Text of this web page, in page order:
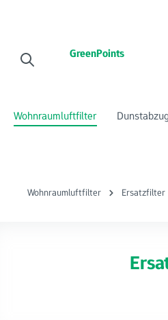
GreenPoints
Wohnraumluftfilter
Wohnraumluftfilter Ersatzfilter